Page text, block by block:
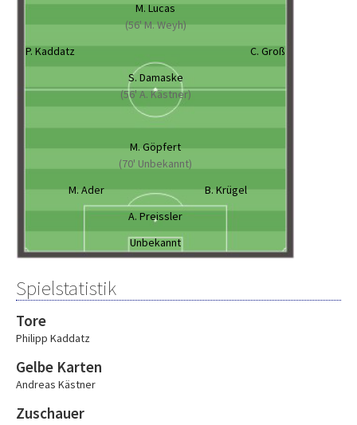
M. Lucas
(56' M. Weyh)
P. Kaddatz
C. Groß
S. Damaske
(56' A. Kästner)
M. Göpfert
(70' Unbekannt)
M. Ader
B. Krügel
A. Preissler
Unbekannt
Spielstatistik
Tore
Philipp Kaddatz
Gelbe Karten
Andreas Kästner
Zuschauer